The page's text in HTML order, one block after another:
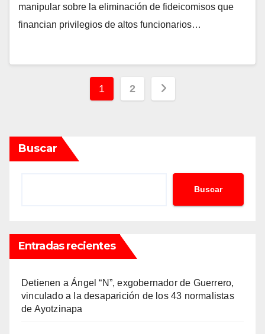
manipular sobre la eliminación de fideicomisos que
financian privilegios de altos funcionarios…
Paginación
1 2
Buscar
Buscar
Entradas recientes
Detienen a Ángel “N”, exgobernador de Guerrero,
vinculado a la desaparición de los 43 normalistas
de Ayotzinapa